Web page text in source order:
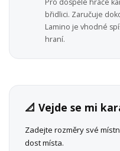
břidlici. Zaručuje
Lamino je vhodné
hraní.
📐 Vejde se mi
Zadejte rozměry své
dost místa.